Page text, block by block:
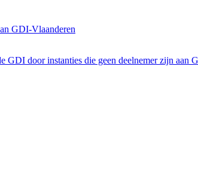
GDI-Vlaanderen
GDI door instanties die geen deelnemer zijn aan